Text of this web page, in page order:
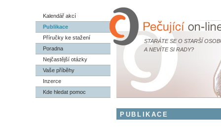
STARÁTE SE O STARŠÍ
A NEVÍTE SI RADY?
Kalendář akcí
Publikace
Příručky ke stažení
Poradna
Nejčastější otázky
Vaše příběhy
Inzerce
Kde hledat pomoc
PUBLIKACE